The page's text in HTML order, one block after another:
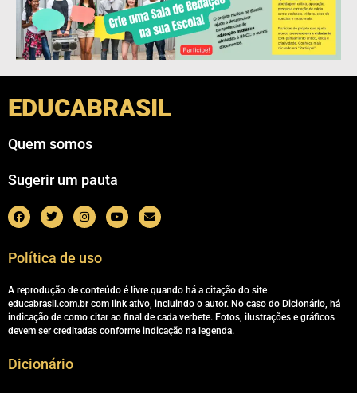
EDUCABRASIL
Quem somos
Sugerir um pauta
Política de uso
A reprodução de conteúdo é livre quando há a citação do site
educabrasil.com.br com link ativo, incluindo o autor. No caso do Dicionário, há
indicação de como citar ao final de cada verbete. Fotos, ilustrações e gráficos
devem ser creditadas conforme indicação na legenda.
Dicionário